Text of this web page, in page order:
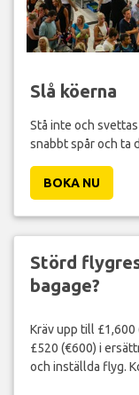
Slå köerna
Stå inte och
snabbt spår och ta
BOKA NU
Störd
bagage?
Kräv upp till
£520 (€600) i
och inställda flyg.